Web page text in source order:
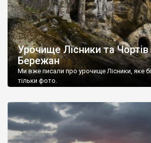
Урочище Лісники та Чортів
Бережан
Ми вже писали про урочище Лісники, яке
тільки фото.